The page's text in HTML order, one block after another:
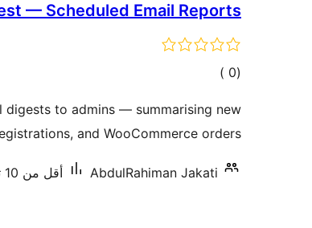
— Scheduled Email Reports
(0
إجمالي)
digests to admins — summarising new
and WooCommerce orders.
AbdulRahiman Jakati أقل من 10 تنصيب نشط